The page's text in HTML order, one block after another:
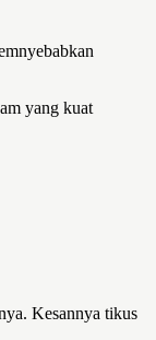
yang kuat
Kesannya tikus